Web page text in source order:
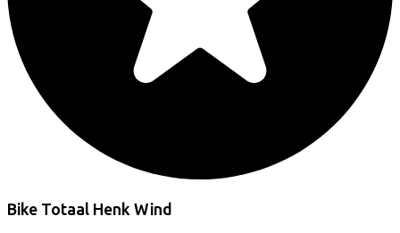
Bike Totaal Henk Wind